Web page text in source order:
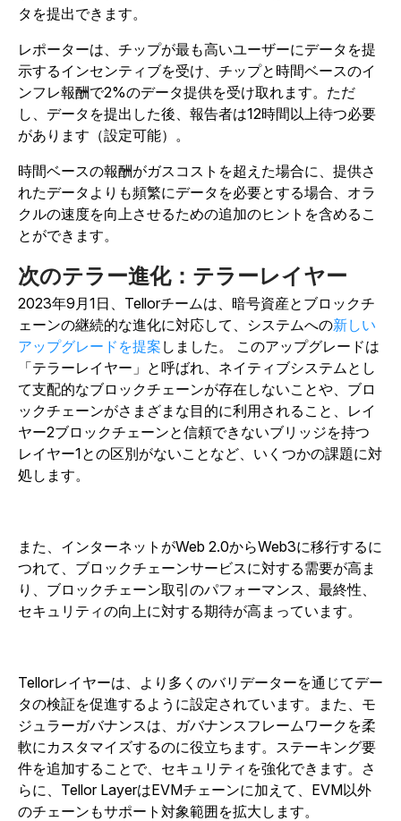
タを提出できます。
レポーターは、チップが最も高いユーザーにデータを提
示するインセンティブを受け、チップと時間ベースのイ
ンフレ報酬で2%のデータ提供を受け取れます。ただ
し、データを提出した後、報告者は12時間以上待つ必要
があります（設定可能）。
時間ベースの報酬がガスコストを超えた場合に、提供さ
れたデータよりも頻繁にデータを必要とする場合、オラ
クルの速度を向上させるための追加のヒントを含めるこ
とができます。
次のテラー進化：テラーレイヤー
2023年9月1日、Tellorチームは、 暗号資産とブロックチ
ェーンの継続的な進化に対応して、システムへの新しい
アップグレードを提案 しました。
このアップグレードは
「テラーレイヤー」と呼ばれ、ネイティブシステムとし
て支配的なブロックチェーンが存在しないことや、ブロ
ックチェーンがさまざまな目的に利用されること、レイ
ヤー2ブロックチェーンと信頼できないブリッジを持つ
レイヤー1との区別がないことなど、いくつかの課題に対
処します。
また、インターネットがWeb 2.0からWeb3に移行するに
つれて、ブロックチェーンサービスに対する需要が高ま
り、ブロックチェーン取引のパフォーマンス、最終性、
セキュリティの向上に対する期待が高まっています。
Tellorレイヤーは、より多くのバリデーターを通じてデー
タの検証を促進するように設定されています。また、モ
ジュラーガバナンスは、ガバナンスフレームワークを柔
軟にカスタマイズするのに役立ちます。ステーキング要
件を追加することで、セキュリティを強化できます。さ
らに、Tellor LayerはEVMチェーンに加えて、EVM以外
のチェーンもサポート対象範囲を拡大します。